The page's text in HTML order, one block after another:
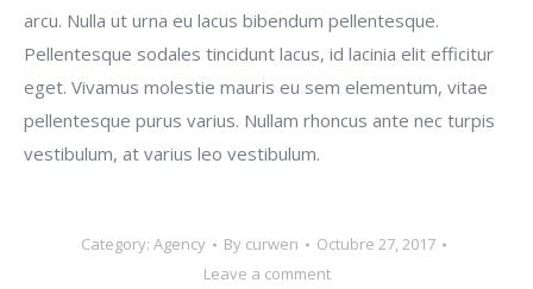
arcu. Nulla ut urna eu lacus bibendum pellentesque.
Pellentesque sodales tincidunt lacus, id lacinia elit efficitur
eget. Vivamus molestie mauris eu sem elementum, vitae
pellentesque purus varius. Nullam rhoncus ante nec turpis
vestibulum, at varius leo vestibulum.
Category: Agency By curwen
Octubre 27, 2017
Leave a comment